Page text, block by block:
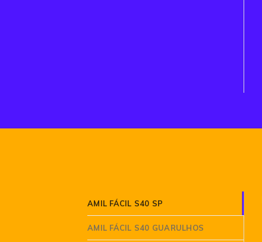
AMIL FÁCIL S40 SP
AMIL FÁCIL S40 GUARULHOS